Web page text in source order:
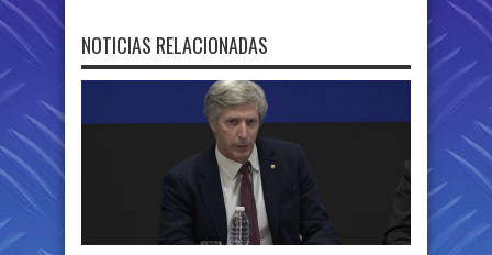
NOTICIAS RELACIONADAS